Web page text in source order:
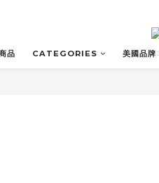
品 CATEGORIES 美國品牌